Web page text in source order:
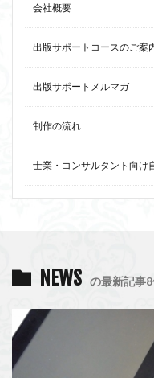
会社概要
出版サポートコースのご案
出版サポートメルマガ
制作の流れ
士業・コンサルタント向け
NEWS の最新記事